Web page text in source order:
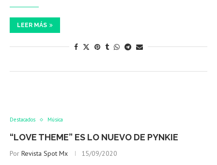
LEER MÁS
Destacados Música
“LOVE THEME” ES LO NUEVO DE PYNKIE
Por Revista Spot Mx 15/09/2020